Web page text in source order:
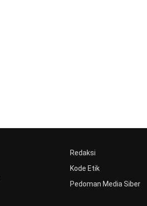
Redaksi
Kode Etik
Pedoman Media Siber